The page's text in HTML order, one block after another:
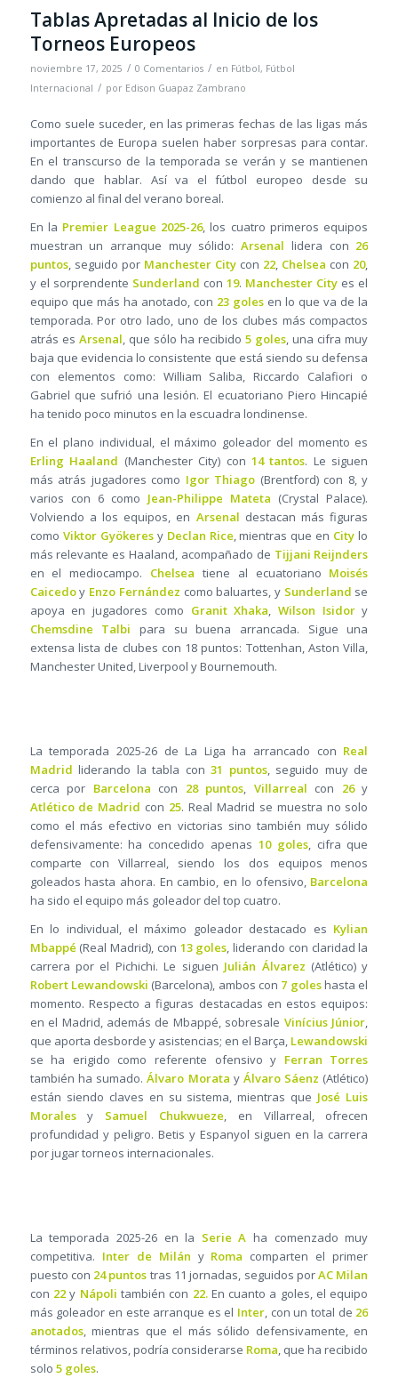
Tablas Apretadas al Inicio de los
Torneos Europeos
noviembre 17, 2025 / 0 Comentarios / en Fútbol, Fútbol
Internacional / por Edison Guapaz Zambrano
Como suele suceder, en las primeras fechas de las ligas más
importantes de Europa suelen haber sorpresas para contar.
En el transcurso de la temporada se verán y se mantienen
dando que hablar. Así va el fútbol europeo desde su
comienzo al final del verano boreal.
En la Premier League 2025-26, los cuatro primeros equipos
muestran un arranque muy sólido:Arsenal lidera con 26
puntos, seguido por Manchester Citycon 22, Chelsea con 20,
y el sorprendente Sunderland con19. Manchester City es el
equipo que más ha anotado, con 23 goles en lo que va de la
temporada. Por otro lado, uno de los clubes más compactos
atrás es Arsenal, que sólo ha recibido5 goles, una cifra muy
baja que evidencia lo consistente que está siendo su defensa
con elementos como: William Saliba, Riccardo Calafiori o
Gabriel que sufrió una lesión. El ecuatoriano Piero Hincapié
ha tenido poco minutos en la escuadra londinense.
En el plano individual, el máximo goleador del momento es
Erling Haaland (Manchester City) con 14 tantos. Le siguen
más atrás jugadores como Igor Thiago (Brentford) con 8, y
varios con 6 como Jean-Philippe Mateta (Crystal Palace).
Volviendo a los equipos, en Arsenal destacan más figuras
como Viktor Gyökeresy Declan Rice, mientras que en City lo
más relevante es Haaland, acompañado de Tijjani Reijnders
en el mediocampo. Chelsea tiene al ecuatoriano Moisés
Caicedoy Enzo Fernández como baluartes, y Sunderland se
apoya en jugadores como Granit Xhaka, Wilson Isidory
Chemsdine Talbi para su buena arrancada. Sigue una
extensa lista de clubes con 18 puntos: Tottenhan, Aston Villa,
Manchester United, Liverpool y Bournemouth.
La temporada 2025-26 de La Liga ha arrancado con Real
Madrid liderando la tabla con31 puntos, seguido muy de
cerca por Barcelona con 28 puntos, Villarreal con 26y
Atlético de Madrid con 25. Real Madrid se muestra no solo
como el más efectivo en victorias sino también muy sólido
defensivamente: ha concedido apenas 10 goles, cifra que
comparte con Villarreal, siendo los dos equipos menos
goleados hasta ahora. En cambio, en lo ofensivo, Barcelona
ha sido el equipo más goleador del top cuatro.
En lo individual, el máximo goleador destacado es Kylian
Mbappé (Real Madrid), con 13 goles, liderando con claridad la
carrera por el Pichichi. Le siguen Julián Álvarez (Atlético) y
Robert Lewandowski (Barcelona), ambos con 7 goleshasta el
momento. Respecto a figuras destacadas en estos equipos:
en el Madrid, además de Mbappé, sobresale Vinícius Júnior,
que aporta desborde y asistencias; en el Barça, Lewandowski
se ha erigido como referente ofensivo y Ferran Torres
también ha sumado.Álvaro Morata y Álvaro Sáenz (Atlético)
están siendo claves en su sistema, mientras que José Luis
Moralesy Samuel Chukwueze, en Villarreal, ofrecen
profundidad y peligro. Betis y Espanyol siguen en la carrera
por jugar torneos internacionales.
La temporada 2025-26 en la Serie A ha comenzado muy
competitiva. Inter de Milán y Roma comparten el primer
puesto con 24 puntos tras 11 jornadas, seguidos porAC Milan
con 22y Nápoli también con 22. En cuanto a goles, el equipo
más goleador en este arranque es el Inter, con un total de 26
anotados, mientras que el más sólido defensivamente, en
términos relativos, podría considerarse Roma, que ha recibido
solo 5 goles.